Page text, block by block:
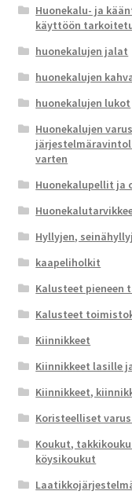
Huonekalu- ja
käyttöön
huonekalujen jalat
huonekalujen
huonekalujen lukot
Huonekalujen
varten
Huonekalupellit ja
Hyllyjen,
kaapeliholkit
Kalusteet pieneen
Kalusteet
Kiinnikkeet
Kiinnikkeet lasille
Kiinnikkeet,
Koristeelliset
Koukut,
köysikoukut